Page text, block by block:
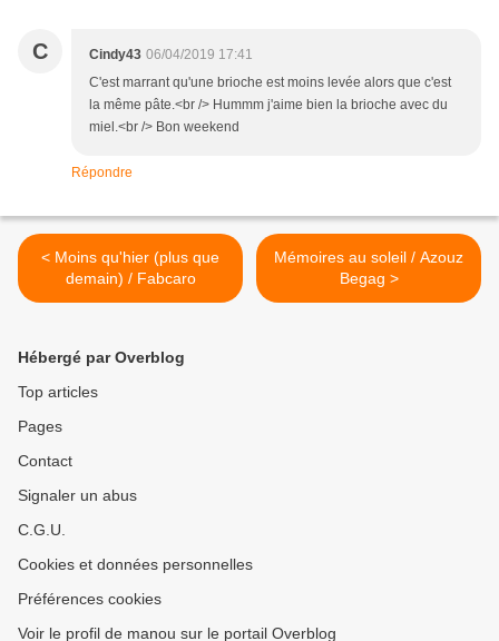
C Cindy43 06/04/2019 17:41
C'est marrant qu'une brioche est moins levée alors que c'est
la même pâte.<br /> Hummm j'aime bien la brioche avec du
miel.<br /> Bon weekend
Répondre
< Moins qu'hier (plus que
demain) / Fabcaro
Mémoires au soleil / Azouz
Begag >
Hébergé par Overblog
Top articles
Pages
Contact
Signaler un abus
C.G.U.
Cookies et données personnelles
Préférences cookies
Voir le profil de manou sur le portail Overblog